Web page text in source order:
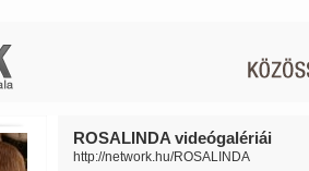
ROSALINDA videógalériái
http://network.hu/ROSALINDA